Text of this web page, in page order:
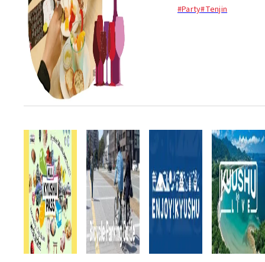
area is a great chance to
#Party#Tenjin